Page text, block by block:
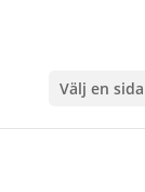
Välj en sida